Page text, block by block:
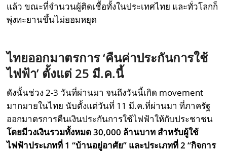
แล้ว ขณะที่จำนวนผู้ติดเชื้อทั้งในประเทศไทย และทั่วโลกก็
พุ่งทะยานขึ้นไม่ยอมหยุด
ไทยออกมาตรการ ‘คืนค่าประกันการใช้
ไฟฟ้า’ ตั้งแต่ 25 มี.ค.นี้
ดังนั้นช่วง 2-3 วันที่ผ่านมา จนถึงวันนี้เกิด movement
มากมายในไทย นับตั้งแต่วันที่ 11 มี.ค.ที่ผ่านมา ที่ภาครัฐ
ออกมาตรการคืนเงินประกันการใช้ไฟฟ้าให้กับประชาชน
โดยมีวงเงินรวมทั้งหมด 30,000 ล้านบาท สำหรับผู้ใช้
ไฟฟ้าประเภทที่ 1 “บ้านอยู่อาศัย” และประเภทที่ 2 “กิจการ